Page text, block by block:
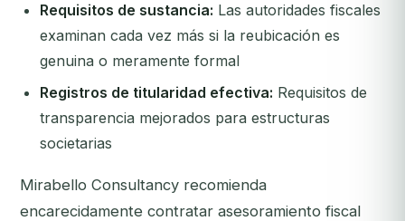
Requisitos de sustancia: Las autoridades fiscales
examinan cada vez más si la reubicación es
genuina o meramente formal
Registros de titularidad efectiva: Requisitos de
transparencia mejorados para estructuras
societarias
Mirabello Consultancy recomienda
encarecidamente contratar asesoramiento fiscal